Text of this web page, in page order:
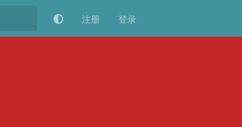
注册 登录